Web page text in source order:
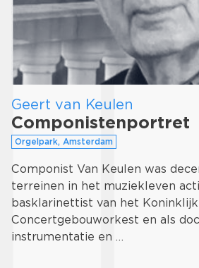
Geert van Keulen
Componistenportret
Orgelpark, Amsterdam
Componist Van Keulen was
terreinen in het muziekleven
basklarinettist van het Koninklijk
Concertgebouworkest en als
instrumentatie en …